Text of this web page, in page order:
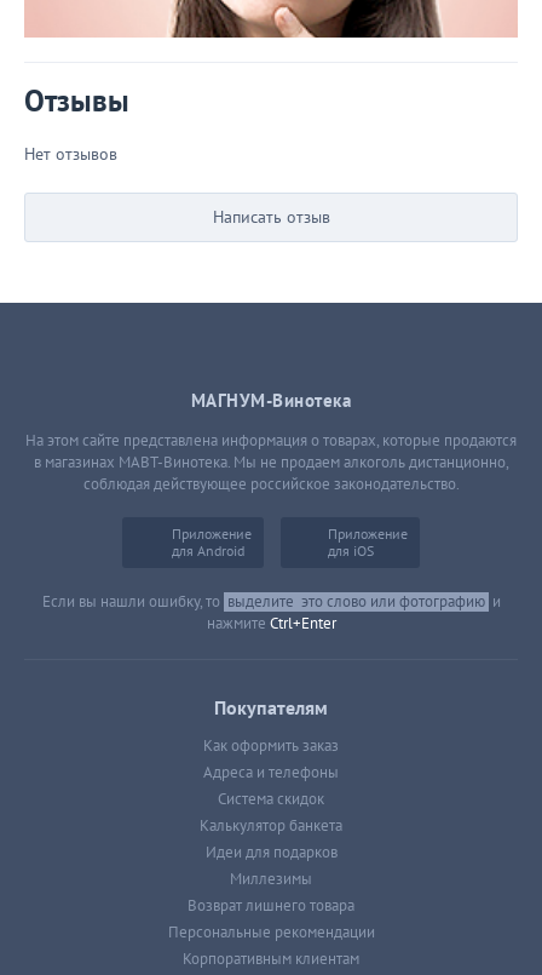
Отзывы
Нет отзывов
Написать отзыв
МАГНУМ-Винотека
На этом сайте представлена информация о товарах, которые продаются
в магазинах МАВТ-Винотека. Мы не продаем алкоголь дистанционно,
соблюдая действующее российское законодательство.
Приложение
для Android
Приложение
для iOS
Если вы нашли ошибку, то выделите это слово или фотографию и
нажмите Ctrl+Enter
Покупателям
Как оформить заказ
Адреса и телефоны
Система скидок
Калькулятор банкета
Идеи для подарков
Миллезимы
Возврат лишнего товара
Персональные рекомендации
Корпоративным клиентам